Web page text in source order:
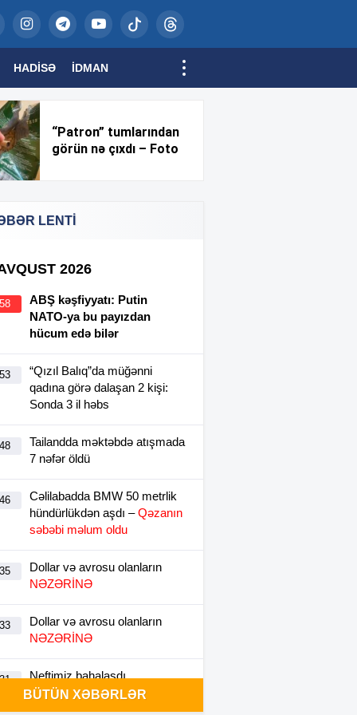
HADISƏ İDMAN
“Patron” tumlarından
görün nə çıxdı – Foto
LENTİ
2026
ABŞ kəşfiyyatı: Putin
NATO-ya bu payızdan
hücum edə bilər
“Qızıl Balıq”da müğənni
qadına görə dalaşan 2 kişi:
Sonda 3 il həbs
Tailandda məktəbdə atışmada
7 nəfər öldü
Cəlilabadda BMW 50 metrlik
hündürlükdən aşdı –Qəzanın
səbəbi məlum oldu
Dollar və avrosu olanların
NƏZƏRİNƏ
Dollar və avrosu olanların
NƏZƏRİNƏ
Neftimiz bahalaşdı
BÜTÜN XƏBƏRLƏR